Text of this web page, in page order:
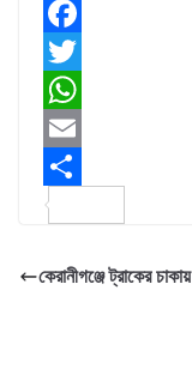
F
a
c
e
b
o
T
w
t
e
W
h
a
s
E
m
i
a
কেরানীগঞ্জে ট্রাকের